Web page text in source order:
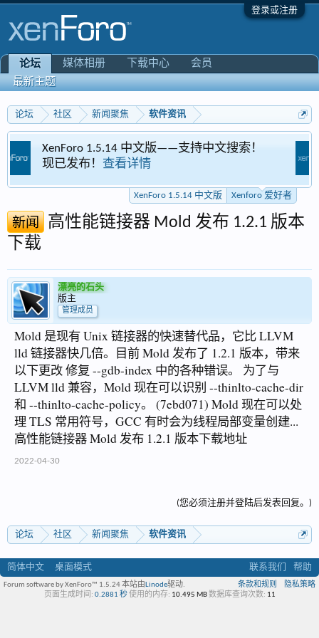
登录或注册
论坛 社区 新闻聚焦 软件资讯
中文版——支持中文搜索！
查看详情
Xenforo 爱好
XenForo 1.5.14 中文版 Xenforo 爱好者
新闻
高性能链接器 Mold 发布 1.2.1 版本
下载
漂亮的石头
版主
管理成员
Mold 是现有 Unix 链接器的快速替代品，它比 LLVM
lld 链接器快几倍。目前 Mold 发布了 1.2.1 版本，带来
以下更改 修复 --gdb-index 中的各种错误。 为了与
LLVM lld 兼容，Mold 现在可以识别 --thinlto-cache-dir
和 --thinlto-cache-policy。 (7ebd071) Mold 现在可以处
理 TLS 常用符号，GCC 有时会为线程局部变量创建...
高性能链接器 Mold 发布 1.2.1 版本下载地址
2022-04-30
(您必须注册并登陆后发表回复。)
论坛 社区 新闻聚焦 软件资讯
论坛
最新主题
媒体相册 下载中心 会员
简体中文 桌面模式 联系我们 帮助
条款和规则 隐私策略
Forum software by XenForo™ 1.5.24本站由 Linode驱动.
页面生成时间: 0.2881 秒 使用的内存: 10.495 MB 数据库查询次数: 11